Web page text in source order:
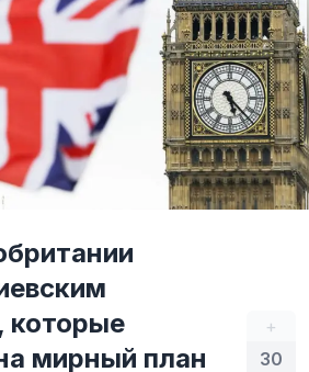
+
30
которые
мирный план